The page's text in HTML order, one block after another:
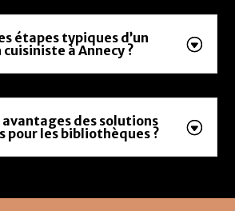
étapes typiques d’un
à Annecy ?
avantages des solutions
pour les bibliothèques ?